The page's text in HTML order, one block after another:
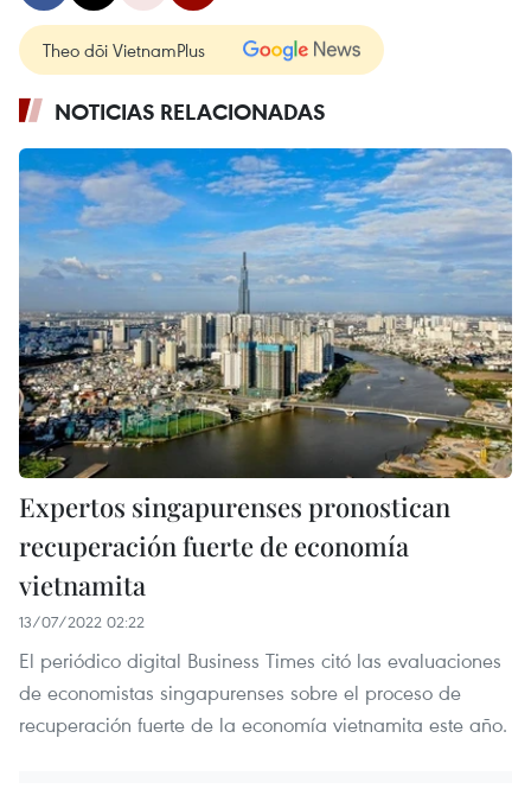
Theo dõi VietnamPlus
NOTICIAS RELACIONADAS
Expertos singapurenses pronostican
recuperación fuerte de economía
vietnamita
13/07/2022 02:22
El periódico digital Business Times citó las evaluaciones
de economistas singapurenses sobre el proceso de
recuperación fuerte de la economía vietnamita este año.